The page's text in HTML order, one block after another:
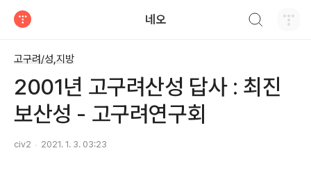
네오
고구려/성,지방
2001년 고구려산성 답사 : 최진
보산성 - 고구려연구회
civ2 2021. 1. 3. 03:23